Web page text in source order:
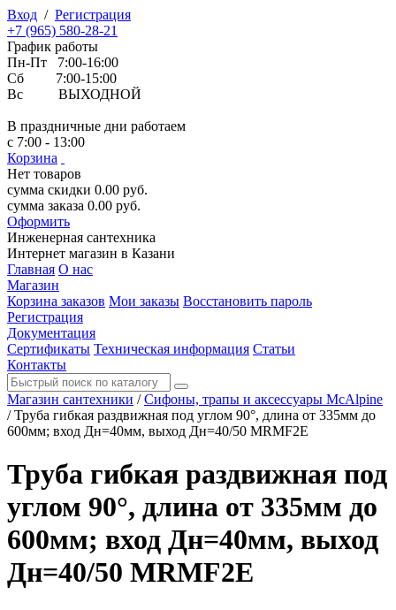
Вход / Регистрация
+7 (965) 580-28-21
График работы
Пн-Пт 7:00-16:00
Сб 7:00-15:00
Вс ВЫХОДНОЙ
В праздничные дни работаем
с 7:00 - 13:00
Корзина
Нет товаров
сумма скидки 0.00 руб.
сумма заказа 0.00 руб.
Оформить
Инженерная сантехника
Интернет магазин в Казани
Главная О нас
Магазин
Корзина заказов Мои заказы Восстановить пароль
Регистрация
Документация
Сертификаты Техническая информация Статьи
Контакты
Магазин сантехники / Сифоны, трапы и аксессуары McAlpine
/ Труба гибкая раздвижная под углом 90°, длина от 335мм до
600мм; вход Дн=40мм, выход Дн=40/50 MRMF2E
Труба гибкая раздвижная под
углом 90°, длина от 335мм до
600мм; вход Дн=40мм, выход
Дн=40/50 MRMF2E